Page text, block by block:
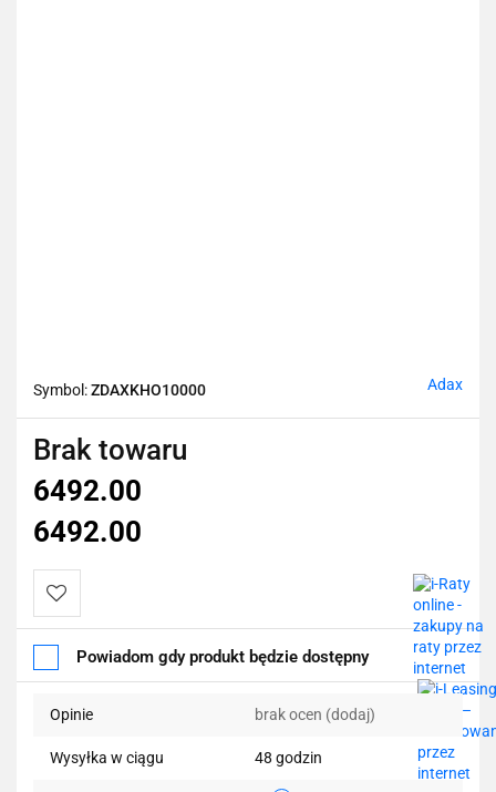
Symbol:ZDAXKHO10000 Adax
Brak towaru
6492.00
6492.00
Do
przechowalni
Powiadom gdy produkt będzie dostępny
Opinie brak ocen (dodaj)
Wysyłka w ciągu 48 godzin